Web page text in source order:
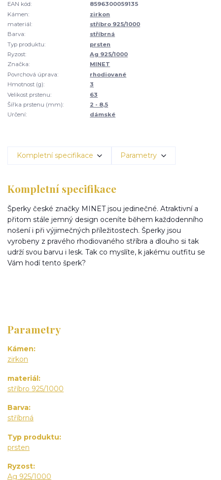
EAN kód:
8596300059135
Kámen:
zirkon
materiál:
stříbro 925/1000
Barva:
stříbrná
Typ produktu:
prsten
Ryzost:
Ag 925/1000
Značka:
MINET
Povrchová úprava:
rhodiované
Hmotnost (g):
3
Velikost prstenu:
63
Šířka prstenu (mm):
2 - 8,5
Určení:
dámské
Kompletní specifikace Parametry
Kompletní specifikace
Šperky české značky MINET jsou jedinečné. Atraktivní a
přitom stále jemný design oceníte během každodenního
nošení i při výjimečných příležitostech. Šperky jsou
vyrobeny z pravého rhodiovaného stříbra a dlouho si tak
udrží svou barvu i lesk. Tak co myslíte, k jakému outfitu se
Vám hodí tento šperk?
Parametry
Kámen
zirkon
materiál
stříbro 925/1000
Barva
stříbrná
Typ produktu
prsten
Ryzost
Ag 925/1000